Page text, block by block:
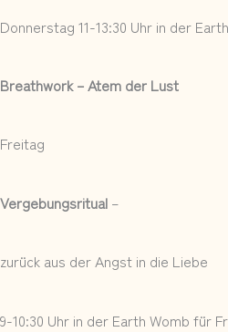
Donnerstag 11-13:30 Uhr in der
Breathwork – Atem der Lust
Freitag
Vergebungsritual –
zurück aus der Angst in die Liebe
9-10:30 Uhr in der Earth Womb für